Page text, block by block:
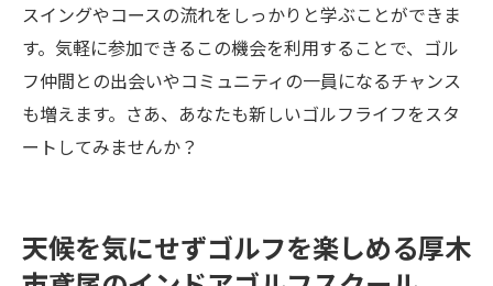
スイングやコースの流れをしっかりと学ぶことができま
す。気軽に参加できるこの機会を利用することで、ゴル
フ仲間との出会いやコミュニティの一員になるチャンス
も増えます。さあ、あなたも新しいゴルフライフをスタ
ートしてみませんか？
天候を気にせずゴルフを楽しめる厚木